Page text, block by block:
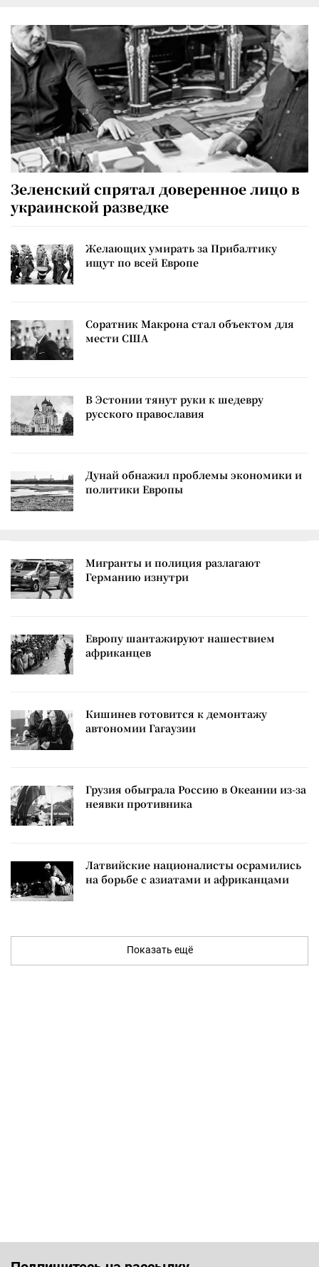
Зеленский спрятал доверенное лицо в
украинской разведке
Желающих умирать за Прибалтику
ищут по всей Европе
Соратник Макрона стал объектом для
мести США
В Эстонии тянут руки к шедевру
русского православия
Дунай обнажил проблемы экономики и
политики Европы
Мигранты и полиция разлагают
Германию изнутри
Европу шантажируют нашествием
африканцев
Кишинев готовится к демонтажу
автономии Гагаузии
Грузия обыграла Россию в Океании из-за
неявки противника
Латвийские националисты осрамились
на борьбе с азиатами и африканцами
Показать ещё